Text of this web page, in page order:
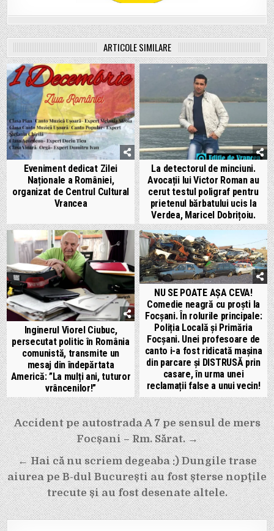
ARTICOLE SIMILARE
Eveniment dedicat Zilei
Naționale a României,
organizat de Centrul Cultural
Vrancea
La detectorul de minciuni.
Avocații lui Victor Roman au
cerut testul poligraf pentru
prietenul bărbatului ucis la
Verdea, Maricel Dobrițoiu.
Inginerul Viorel Ciubuc,
persecutat politic în România
comunistă, transmite un
mesaj din îndepărtata
Americă: ”La mulți ani, tuturor
vrâncenilor!”
NU SE POATE AȘA CEVA!
Comedie neagră cu proști la
Focșani. În rolurile principale:
Poliția Locală și Primăria
Focșani. Unei profesoare de
canto i-a fost ridicată mașina
din parcare și DISTRUSĂ prin
casare, în urma unei
reclamații false a unui vecin!
Navigare
în
articole
Accident pe autostrada A 7 pe sensul de mers
Focșani – Rm. Sărat. →
← Hai că nu scriem degeaba :) Dungile trase
aiurea pe B-dul București au fost șterse nopțile
trecute și au fost desenate altele.